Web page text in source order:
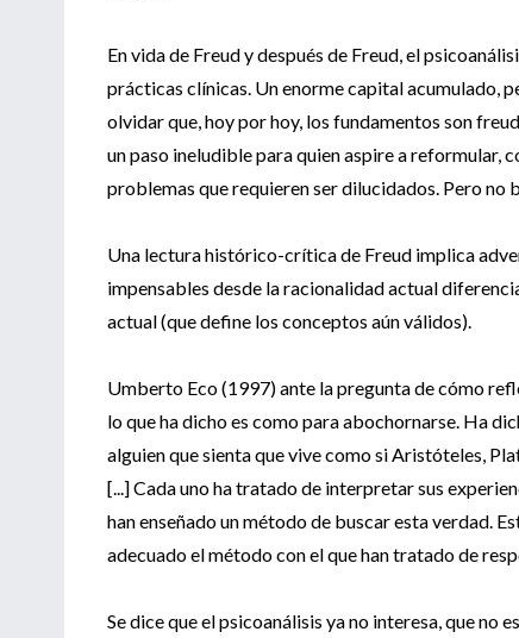
En vida de Freud y después de Freud, el
prácticas clínicas. Un enorme capital acumulado,
olvidar que, hoy por hoy, los fundamentos son
un paso ineludible para quien aspire a reformular,
problemas que requieren ser dilucidados. Pero no
Una lectura histórico-crítica de Freud implica
impensables desde la racionalidad actual
actual (que define los conceptos aún válidos).
Umberto Eco (1997) ante la pregunta de cómo
lo que ha dicho es como para abochornarse. Ha
alguien que sienta que vive como si Aristóteles,
[...] Cada uno ha tratado de interpretar sus
han enseñado un método de buscar esta verdad.
adecuado el método con el que han tratado de
Se dice que el psicoanálisis ya no interesa, que